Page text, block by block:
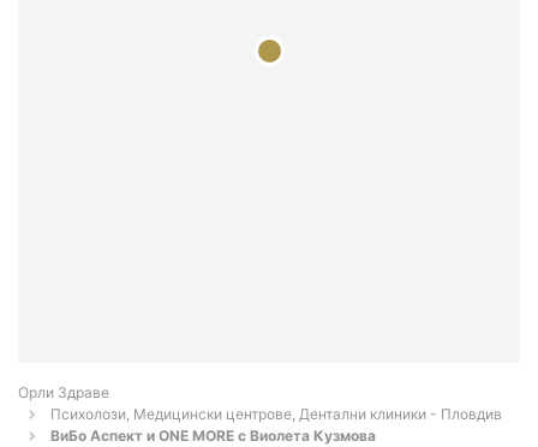
Орли Здраве
Психолози, Медицински центрове, Дентални клиники - Пловдив
ВиБо Аспект и ONE MORE с Виолета Кузмова